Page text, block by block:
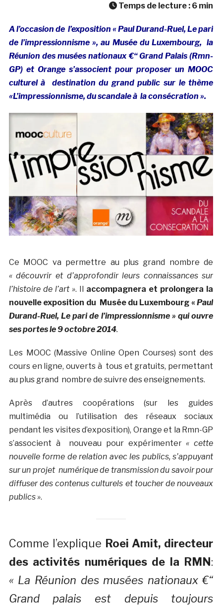
Temps de lecture : 6 min
A l’occasion de l’exposition « Paul Durand-Ruel, Le pari
de l’impressionnisme », au Musée du Luxembourg, la
Réunion des musées nationaux €“ Grand Palais (Rmn-
GP) et Orange s’associent pour proposer un MOOC
culturel à destination du grand public sur le thème
«L’impressionnisme, du scandale à la consécration ».
Ce MOOC va permettre au plus grand nombre de
« découvrir et d’approfondir leurs connaissances sur
l’histoire de l’art ». Il accompagnera et prolongera la
nouvelle exposition du Musée du Luxembourg «Paul
Durand-Ruel, Le pari de l’impressionnisme » qui ouvre
ses portes le 9 octobre 2014.
Les MOOC (Massive Online Open Courses) sont des
cours en ligne, ouverts à tous et gratuits, permettant
au plus grand nombre de suivre des enseignements.
Après d’autres coopérations (sur les guides
multimédia ou l’utilisation des réseaux sociaux
pendant les visites d’exposition), Orange et la Rmn-GP
s’associent à nouveau pour expérimenter« cette
nouvelle forme de relation avec les publics, s’appuyant
sur un projet numérique de transmission du savoir pour
diffuser des contenus culturels et toucher de nouveaux
publics ».
Comme l’explique Roei Amit, directeur
des activités numériques de la RMN:
« La Réunion des musées nationaux €“
Grand palais est depuis toujours